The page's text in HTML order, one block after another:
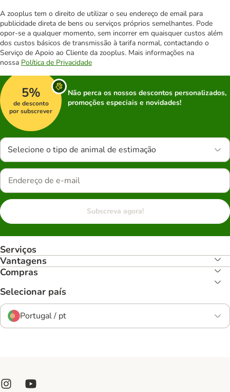
A zooplus tem o direito de utilizar o seu endereço de email para
publicidade direta de bens ou serviços próprios semelhantes. Pode
opor-se a qualquer momento, sem incorrer em quaisquer custos além
dos custos básicos de transmissão à tarifa normal, contactando o
Serviço de Apoio ao Cliente da zooplus. Mais informações na
nossa Política de Privacidade
5%
de desconto
por subscrever
Não perca os nossos descontos personalizados,
promoções especiais e novidades!
Selecione o tipo de animal de estimação
Subscreva agora!
Serviços
Vantagens
Compras
Selecionar país
Portugal / pt